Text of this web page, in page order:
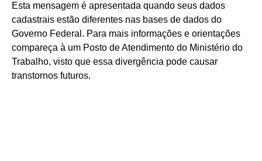
Esta mensagem é apresentada quando seus dados
cadastrais estão diferentes nas bases de dados do
Governo Federal. Para mais informações e orientações
compareça à um Posto de Atendimento do Ministério do
Trabalho, visto que essa divergência pode causar
transtornos futuros.